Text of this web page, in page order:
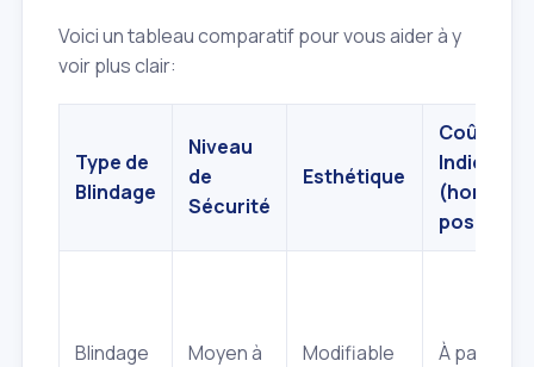
Voici un tableau comparatif pour vous aider à y
voir plus clair:
Type de
Blindage
Niveau
de
Sécurité
Esthétique
Coût
Indicatif
(hors
pose)
Blindage
Moyen à
Modifiable
À partir